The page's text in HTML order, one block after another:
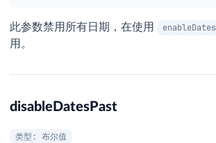
此参数禁用所有日期，在使用 enableDates
用。
disableDatesPast
类型: 布尔值